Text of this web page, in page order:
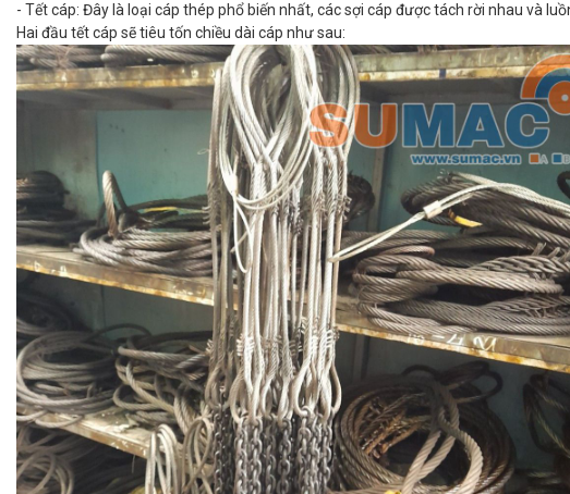
- Tết cáp: Đây là loại cáp thép phổ biến nhất, các sợi cáp được tách rời nhau và
Hai đầu tết cáp sẽ tiêu tốn chiều dài cáp như sau: